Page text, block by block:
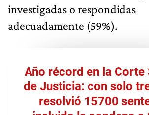
investigadas o respondidas
adecuadamente (59%).
Año récord en la Corte
de Justicia: con solo
resolvió 15700